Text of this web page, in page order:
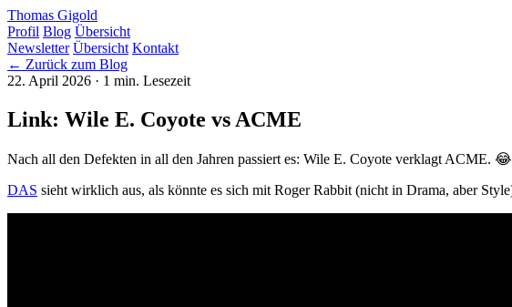
Thomas Gigold
Profil Blog Übersicht
Newsletter Übersicht Kontakt
← Zurück zum Blog
22. April 2026 · 1 min. Lesezeit
Link: Wile E. Coyote vs ACME
Nach all den Defekten in all den Jahren passiert es: Wile E. Coyote verklagt ACME. 😂
DAS sieht wirklich aus, als könnte es sich mit Roger Rabbit (nicht in Drama, aber